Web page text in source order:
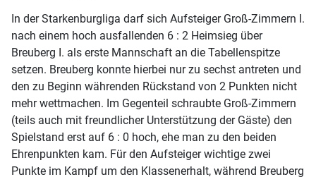
In der Starkenburgliga darf sich Aufsteiger Groß-Zimmern I.
nach einem hoch ausfallenden 6 : 2 Heimsieg über
Breuberg I. als erste Mannschaft an die Tabellenspitze
setzen. Breuberg konnte hierbei nur zu sechst antreten und
den zu Beginn währenden Rückstand von 2 Punkten nicht
mehr wettmachen. Im Gegenteil schraubte Groß-Zimmern
(teils auch mit freundlicher Unterstützung der Gäste) den
Spielstand erst auf 6 : 0 hoch, ehe man zu den beiden
Ehrenpunkten kam. Für den Aufsteiger wichtige zwei
Punkte im Kampf um den Klassenerhalt, während Breuberg